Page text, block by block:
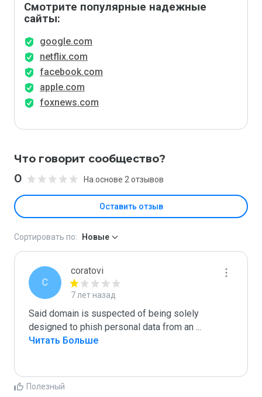
Смотрите популярные надежные
сайты:
google.com
netflix.com
facebook.com
apple.com
foxnews.com
Что говорит сообщество?
0 На основе 2 отзывов
Оставить отзыв
Сортировать по: Новые
C
coratovi
7 лет назад
Said domain is suspected of being solely
designed to phish personal data from an ...
Читать Больше
Полезный